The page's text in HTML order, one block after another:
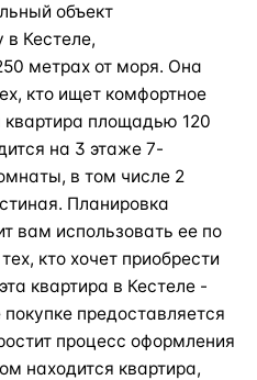
объект
Кестеле,
метрах от моря. Она
кто ищет комфортное
площадью 120
на 3 этаже 7-
в том числе 2
Планировка
вам использовать ее по
кто хочет приобрести
квартира в Кестеле -
предоставляется
процесс оформления
находится квартира,